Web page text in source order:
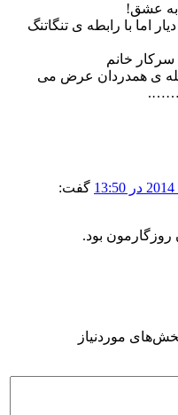
به عشق!
اما با رابطه ی تنگاتنگ
خانم
ی همدردان عرض می
گفت:
روزگارمون بود.
موردنیاز